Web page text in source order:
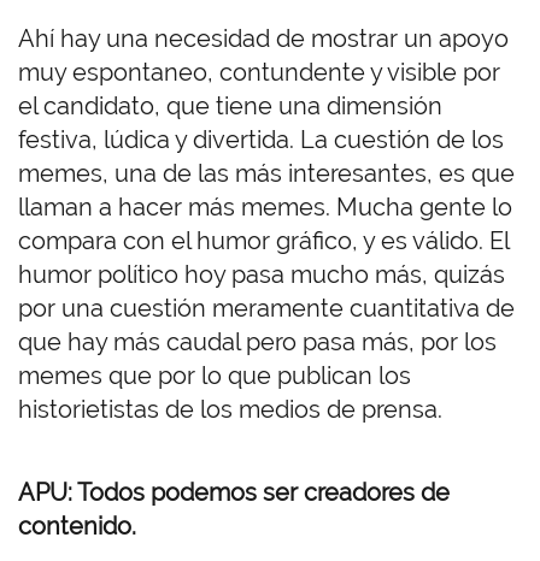
Ahí hay una necesidad de mostrar un apoyo
muy espontaneo, contundente y visible por
el candidato, que tiene una dimensión
festiva, lúdica y divertida. La cuestión de los
memes, una de las más interesantes, es que
llaman a hacer más memes. Mucha gente lo
compara con el humor gráfico, y es válido. El
humor político hoy pasa mucho más, quizás
por una cuestión meramente cuantitativa de
que hay más caudal pero pasa más, por los
memes que por lo que publican los
historietistas de los medios de prensa.
APU: Todos podemos ser creadores de
contenido.